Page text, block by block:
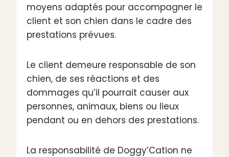
moyens adaptés pour accompagner le
client et son chien dans le cadre des
prestations prévues.
Le client demeure responsable de son
chien, de ses réactions et des
dommages qu’il pourrait causer aux
personnes, animaux, biens ou lieux
pendant ou en dehors des prestations.
La responsabilité de Doggy’Cation ne